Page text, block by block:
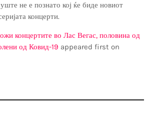
не е познато кој ќе биде новиот
концерти.
концертите во Лас Вегас, половина од
од Ковид-19 appeared first on